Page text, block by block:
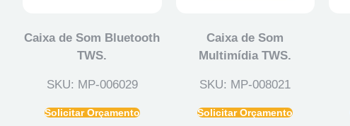
Caixa de Som Bluetooth
TWS.
SKU: MP-006029
Solicitar Orçamento
Caixa de Som
Multimídia TWS.
SKU: MP-008021
Solicitar Orçamento